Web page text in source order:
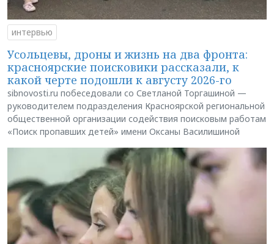
интервью
Усольцевы, дроны и жизнь на два фронта:
красноярские поисковики рассказали, к
какой черте подошли к августу 2026-го
sibnovosti.ru побеседовали со Светланой Торгашиной —
руководителем подразделения Красноярской региональной
общественной организации содействия поисковым работам
«Поиск пропавших детей» имени Оксаны Василишиной